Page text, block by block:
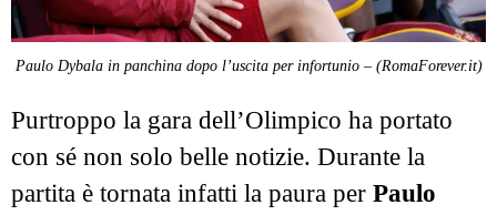
Paulo Dybala in panchina dopo l’uscita per infortunio – (RomaForever.it)
Purtroppo la gara dell’Olimpico ha portato
con sé non solo belle notizie. Durante la
partita è tornata infatti la paura per Paulo